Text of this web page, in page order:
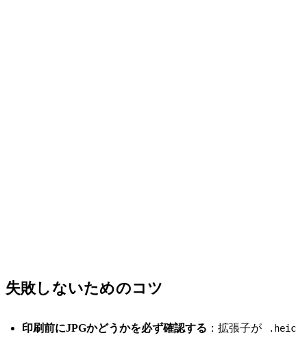
失敗しないためのコツ
印刷前にJPGかどうかを必ず確認する ：拡張子が .heic